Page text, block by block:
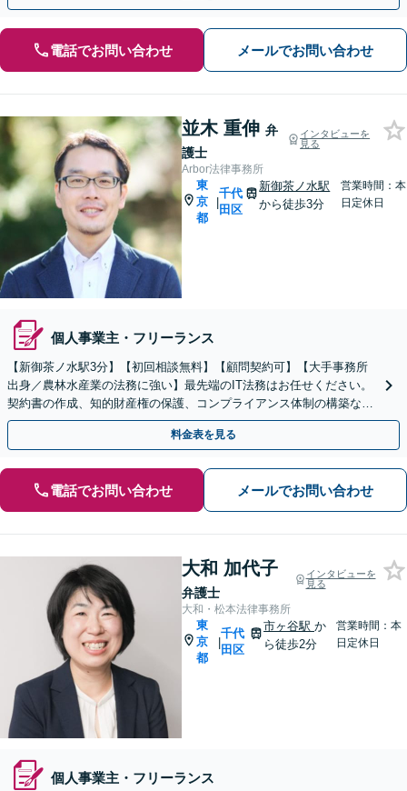
電話でお問い合わせ メールでお問い合わせ
並木 重伸 弁
護士
インタビューを
見る
Arbor法律事務所
東
京
都
|
千代
田区
新御茶ノ水駅
から徒歩3分
営業時間：本
日定休日
個人事業主・フリーランス
【新御茶ノ水駅3分】【初回相談無料】【顧問契約可】【大手事務所
出身／農林水産業の法務に強い】最先端のIT法務はお任せください。
契約書の作成、知的財産権の保護、コンプライアンス体制の構築な
ど、ビジネスの基盤となる法的支援を一手に引き受けます
料金表を見る
電話でお問い合わせ メールでお問い合わせ
大和 加代子
弁護士
インタビューを
見る
大和・松本法律事務所
東
京
都
|
千代
田区
市ヶ谷駅か
ら徒歩2分
営業時間：本
日定休日
個人事業主・フリーランス